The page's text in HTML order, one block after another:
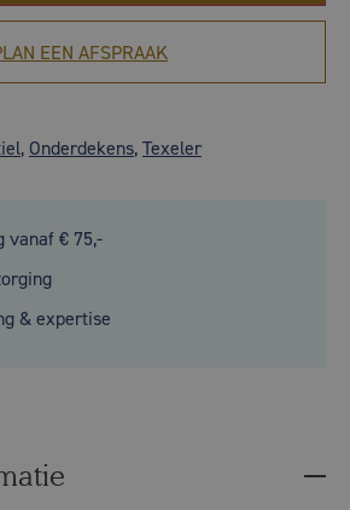
EEN AFSPRAAK
, Onderdekens,Texeler
vanaf € 75,-
& expertise